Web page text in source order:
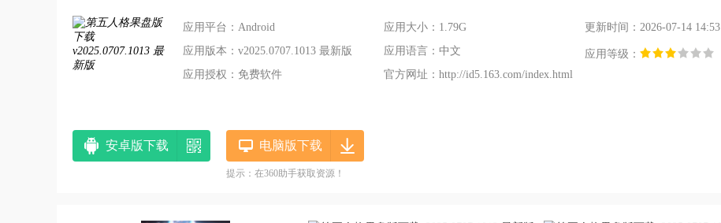
应用平台：Android 应用大小：1.79G
更新时间：2026-07-14 14:53
应用版本：v2025.0707.1013 最新版
应用语言：中文
应用等级：
应用授权：免费软件
官方网址： http://id5.163.com/index.html
安卓版下载 电脑版下载
提示：在360助手获取资源！